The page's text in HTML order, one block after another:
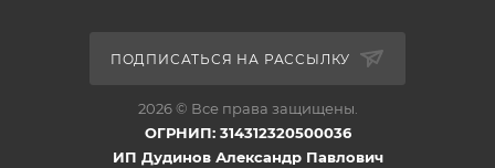
ПОДПИСАТЬСЯ НА РАССЫЛКУ
2026 © Все права защищены.
ОГРНИП: 314312320500036
ИП Дудинов Александр Павлович